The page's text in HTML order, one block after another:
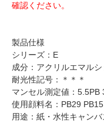
確認ください。
製品仕様
シリーズ：E
成分：アクリルエマル
耐光性記号：＊＊＊
マンセル測定値：5.5PB
使用顔料名：PB29
用途：紙・水性キャン